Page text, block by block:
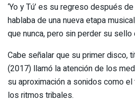
‘Yo y Tú’ es su regreso después de
hablaba de una nueva etapa
que nunca, pero sin perder su sello
Cabe señalar que su primer disco,
(2017) llamó la atención de los
su aproximación a sonidos como
los ritmos tribales.